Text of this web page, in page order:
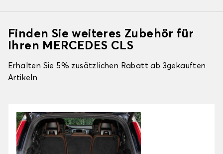
Finden Sie weiteres Zubehör für
Ihren MERCEDES CLS
Erhalten Sie 5% zusätzlichen Rabatt ab 3gekauften
Artikeln